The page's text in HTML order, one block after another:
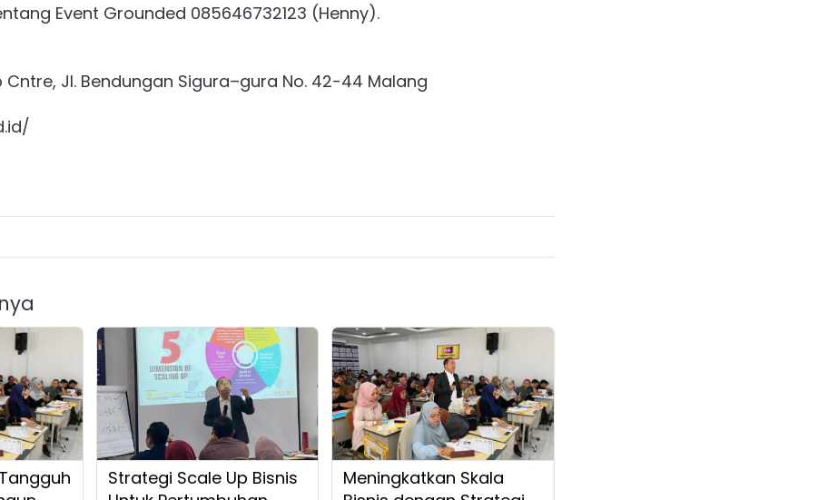
Event Grounded 085646732123 (Henny).
Cntre, Jl. Bendungan Sigura–gura No. 42-44 Malang
Strategi Scale Up Bisnis
Meningkatkan Skala